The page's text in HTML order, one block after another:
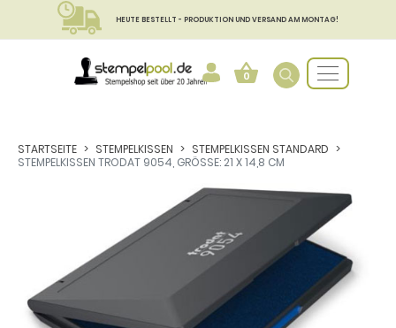
HEUTE BESTELLT - PRODUKTION UND VERSAND AM MONTAG!
0
STARTSEITE STEMPELKISSEN
STEMPELKISSEN STANDARD
STEMPELKISSEN TRODAT 9054, GRÖSSE: 21 X 14,8 CM